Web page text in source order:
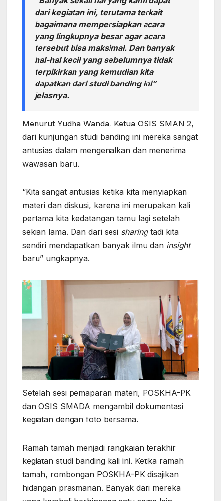
dari kegiatan ini, terutama terkait
bagaimana mempersiapkan acara
yang lingkupnya besar agar acara
tersebut bisa maksimal. Dan banyak
hal-hal kecil yang sebelumnya tidak
terpikirkan yang kemudian kita
dapatkan dari studi banding ini”
jelasnya.
Menurut Yudha Wanda, Ketua OSIS SMAN 2,
dari kunjungan studi banding ini mereka sangat
antusias dalam mengenalkan dan menerima
wawasan baru.
“Kita sangat antusias ketika kita menyiapkan
materi dan diskusi, karena ini merupakan kali
pertama kita kedatangan tamu lagi setelah
sekian lama. Dan dari sesi sharingtadi kita
sendiri mendapatkan banyak ilmu dan insight
baru” ungkapnya.
Setelah sesi pemaparan materi, POSKHA-PK
dan OSIS SMADA mengambil dokumentasi
kegiatan dengan foto bersama.
Ramah tamah menjadi rangkaian terakhir
kegiatan studi banding kali ini. Ketika ramah
tamah, rombongan POSKHA-PK disajikan
hidangan prasmanan. Banyak dari mereka